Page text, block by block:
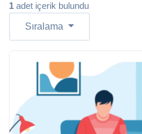
1 adet içerik bulundu
Sıralama